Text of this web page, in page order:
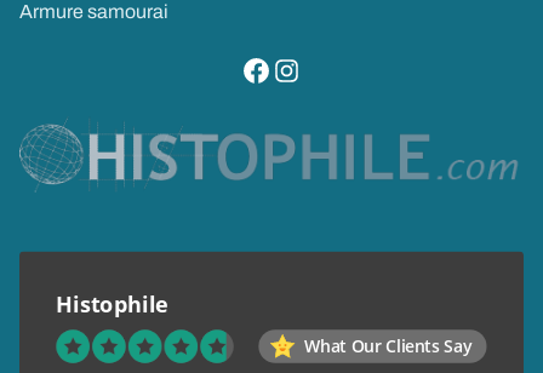
Armure samourai
visitez notre page facebook
suivez notre compte instagram
Histophile
What Our Clients Say